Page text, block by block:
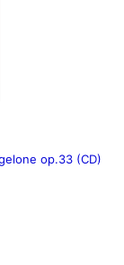
op.33 (CD)